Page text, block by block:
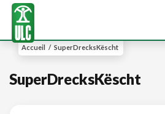
Accueil / SuperDrecksKëscht
SuperDrecksKëscht